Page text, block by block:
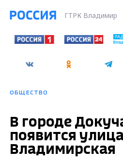
ГТРК Владимир
ОБЩЕСТВО
В городе
появится
Владимирская